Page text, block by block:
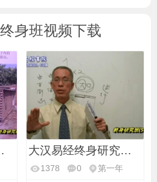
身班视频下载
班第 大汉易经终身研究班第
1378 0 第一年